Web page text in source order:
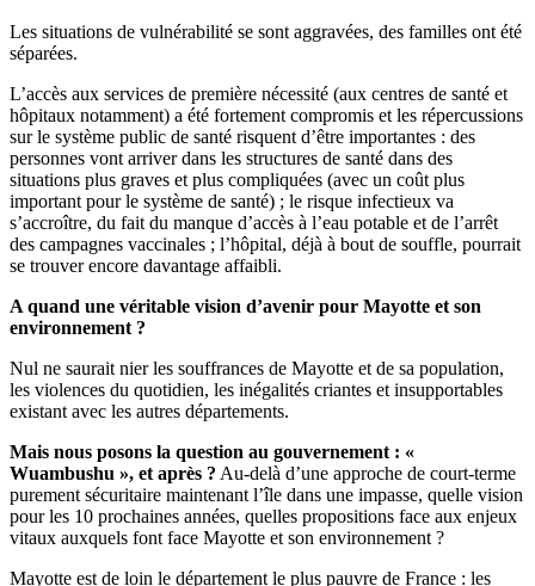
Les situations de vulnérabilité se sont aggravées, des familles ont été
séparées.
L’accès aux services de première nécessité (aux centres de santé et
hôpitaux notamment) a été fortement compromis et les répercussions
sur le système public de santé risquent d’être importantes : des
personnes vont arriver dans les structures de santé dans des
situations plus graves et plus compliquées (avec un coût plus
important pour le système de santé) ; le risque infectieux va
s’accroître, du fait du manque d’accès à l’eau potable et de l’arrêt
des campagnes vaccinales ; l’hôpital, déjà à bout de souffle, pourrait
se trouver encore davantage affaibli.
A quand une véritable vision d’avenir pour Mayotte et son
environnement ?
Nul ne saurait nier les souffrances de Mayotte et de sa population,
les violences du quotidien, les inégalités criantes et insupportables
existant avec les autres départements.
Mais nous posons la question au gouvernement : «
Wuambushu », et après ? Au-delà d’une approche de court-terme
purement sécuritaire maintenant l’île dans une impasse, quelle vision
pour les 10 prochaines années, quelles propositions face aux enjeux
vitaux auxquels font face Mayotte et son environnement ?
Mayotte est de loin le département le plus pauvre de France : les